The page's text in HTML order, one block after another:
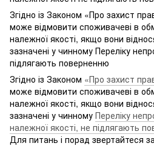
Згідно із Законом «Про захист
може відмовити споживачеві в
належної якості, якщо вони
зазначені у чинному Переліку
підлягають поверненню
Згідно із Законом «Про захист
може відмовити споживачеві в
належної якості, якщо вони
зазначені у чинному Переліку
належної якості, не підлягають
Для питань і порад звертайтеся